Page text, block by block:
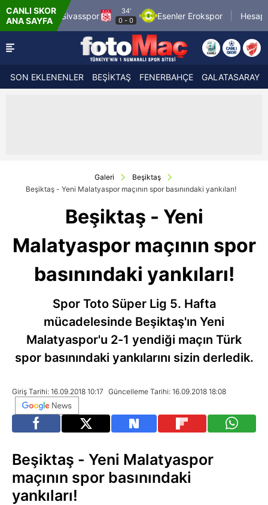
CANLI SKOR
ANA SAYFA
34'
0-0 Esenler Erokspor Hesap.com Antalyaspor
SON EKLENENLER BEŞİKTAŞ FENERBAHÇE GALATASARAY
Galeri
Beşiktaş
Beşiktaş - Yeni Malatyaspor maçının spor basınındaki yankıları!
Beşiktaş - Yeni
Malatyaspor maçının spor
basınındaki yankıları!
Spor Toto Süper Lig 5. Hafta
mücadelesinde Beşiktaş'ın Yeni
Malatyaspor'u 2-1 yendiği maçın Türk
spor basınındaki yankılarını sizin derledik.
Giriş Tarihi: 16.09.2018 10:17 Güncelleme Tarihi: 16.09.2018 18:08
Beşiktaş - Yeni Malatyaspor
maçının spor basınındaki
yankıları!